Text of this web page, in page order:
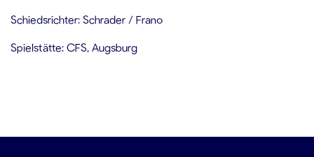
Schiedsrichter: Schrader / Frano
Spielstätte: CFS, Augsburg